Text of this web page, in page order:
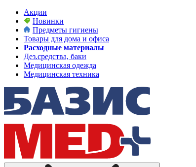
Акции
Новинки
Предметы гигиены
Товары для дома и офиса
Расходные материалы
Дез.средства, баки
Медицинская одежда
Медицинская техника